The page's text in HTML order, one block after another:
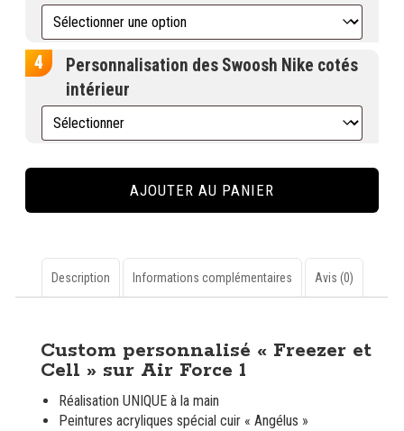
Personnalisation des Swoosh Nike cotés
intérieur
personnalisé
Freezer
et
Air
Force
AJOUTER AU PANIER
Description Informations complémentaires Avis (0)
Custom personnalisé « Freezer et
Cell » sur Air Force 1
Réalisation UNIQUE à la main
Peintures acryliques spécial cuir « Angélus »